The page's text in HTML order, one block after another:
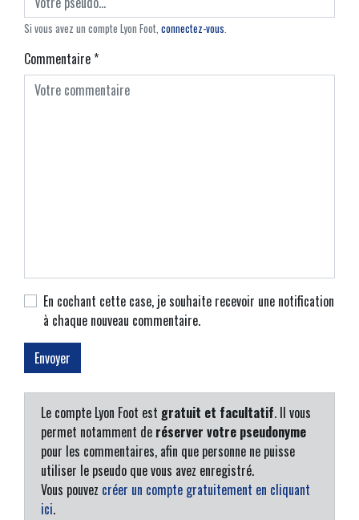
Si vous avez un compte Lyon Foot, connectez-vous.
Commentaire*
En cochant cette case, je souhaite recevoir une notification
à chaque nouveau commentaire.
Le compte Lyon Foot est gratuit et facultatif. Il vous
permet notamment de réserver votre pseudonyme
pour les commentaires, afin que personne ne puisse
utiliser le pseudo que vous avez enregistré.
Vous pouvez créer un compte gratuitement en cliquant
ici.